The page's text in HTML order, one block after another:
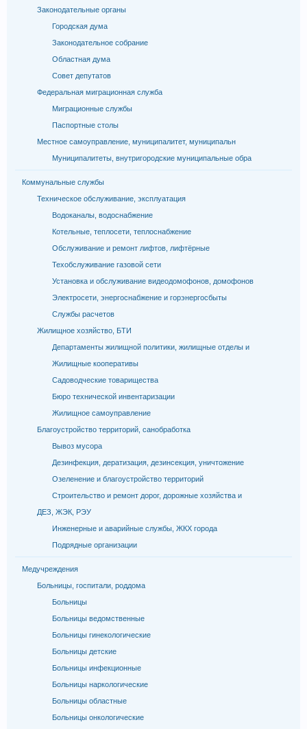
Законодательные органы
Городская дума
Законодательное собрание
Областная дума
Совет депутатов
Федеральная миграционная служба
Миграционные службы
Паспортные столы
Местное самоуправление, муниципалитет, муниципальн
Муниципалитеты, внутригородские муниципальные обра
Коммунальные службы
Техническое обслуживание, эксплуатация
Водоканалы, водоснабжение
Котельные, теплосети, теплоснабжение
Обслуживание и ремонт лифтов, лифтёрные
Техобслуживание газовой сети
Установка и обслуживание видеодомофонов, домофонов
Электросети, энергоснабжение и горэнергосбыты
Службы расчетов
Жилищное хозяйство, БТИ
Департаменты жилищной политики, жилищные отделы и
Жилищные кооперативы
Садоводческие товарищества
Бюро технической инвентаризации
Жилищное самоуправление
Благоустройство территорий, санобработка
Вывоз мусора
Дезинфекция, дератизация, дезинсекция, уничтожение
Озеленение и благоустройство территорий
Строительство и ремонт дорог, дорожные хозяйства и
ДЕЗ, ЖЭК, РЭУ
Инженерные и аварийные службы, ЖКХ города
Подрядные организации
Медучреждения
Больницы, госпитали, роддома
Больницы
Больницы ведомственные
Больницы гинекологические
Больницы детские
Больницы инфекционные
Больницы наркологические
Больницы областные
Больницы онкологические